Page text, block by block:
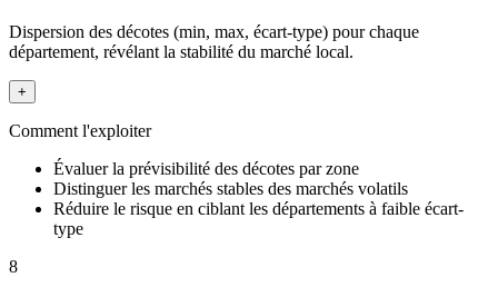
Dispersion des décotes (min, max, écart-type) pour chaque
département, révélant la stabilité du marché local.
+
Comment l'exploiter
Évaluer la prévisibilité des décotes par zone
Distinguer les marchés stables des marchés volatils
Réduire le risque en ciblant les départements à faible écart-
type
8